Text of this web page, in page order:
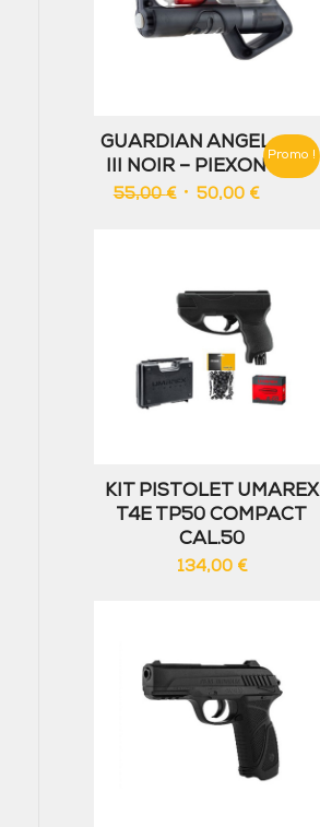
GUARDIAN ANGEL
III NOIR – PIEXON
55,00€ Le
55,00 €.
50,00 €Le
50,00 €.
Promo !
KIT PISTOLET UMAREX
T4E TP50 COMPACT
CAL.50
134,00 €